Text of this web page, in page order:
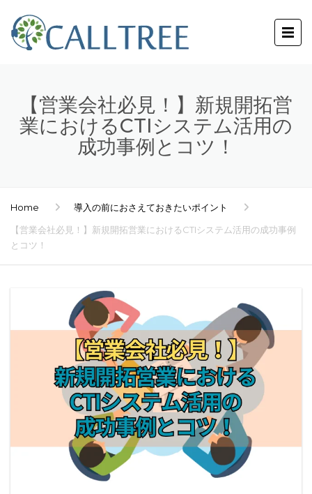
【営業会社必見！】新規開拓営
業におけるCTIシステム活用の
成功事例とコツ！
Home
導入の前におさえておきたいポイント
【営業会社必見！】新規開拓営業におけるCTIシステム活用の成功事例
とコツ！